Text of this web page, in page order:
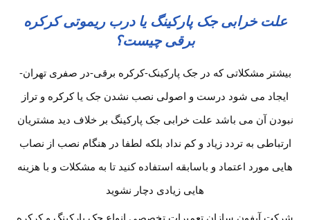
علت خرابی جک پارکینگ یا درب ریموتی کرکره
برقی چیست؟
بیشتر مشکلاتی که در جک پارکینک-کرکره برقی-در صفری تهران-
ایجاد می شود درست و اصولی نصب نشدن جک یا کرکره و تراز
نبودن آن می باشد علت خرابی جک پارکینگ بر خلاف دید مشتریان
ارتباطی به تردد زیاد و کم نداد بلکه لطفا در هنگام نصب از نصاب
هایی مورد اعتماد و باسابقه استفاده کنید تا به مشکلات و با هزینه
هایی زیادی دچار نشوید
شرکت آیفون سازان تعمیرات تخصصی انواع جک پارکینگ و کرکره